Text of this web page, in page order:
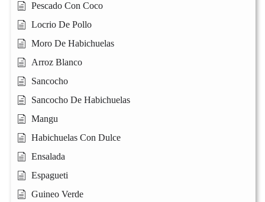
Pescado Con Coco
Locrio De Pollo
Moro De Habichuelas
Arroz Blanco
Sancocho
Sancocho De Habichuelas
Mangu
Habichuelas Con Dulce
Ensalada
Espagueti
Guineo Verde